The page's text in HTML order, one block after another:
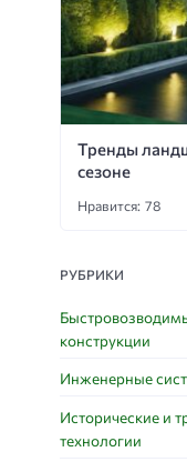
Тренды
сезоне
Нравится: 78
РУБРИКИ
конструкции
Инженерные
Исторические и
технологии